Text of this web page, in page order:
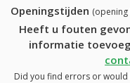
Openingstijden (opening
Heeft u fouten
informatie
Did you find errors or